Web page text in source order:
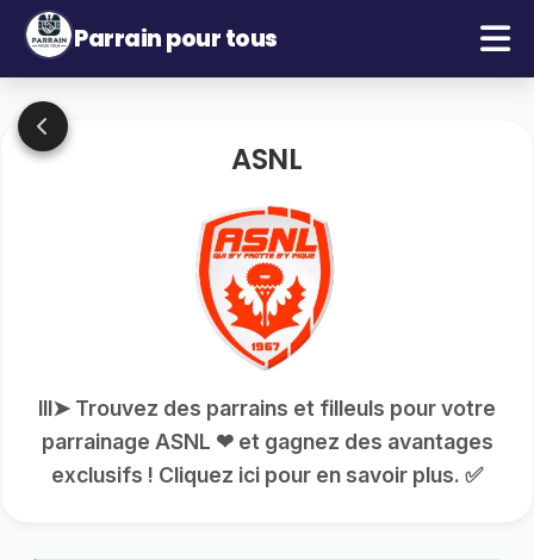
Parrain pour tous
ASNL
lll➤ Trouvez des parrains et filleuls pour votre
parrainage ASNL ❤ et gagnez des avantages
exclusifs ! Cliquez ici pour en savoir plus. ✅